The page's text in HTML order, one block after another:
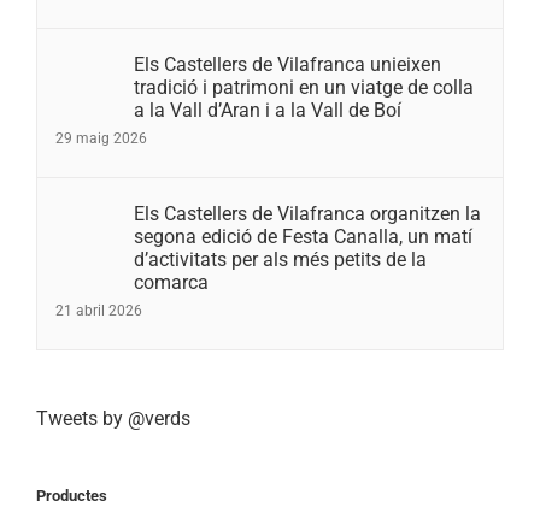
Els Castellers de Vilafranca unieixen
tradició i patrimoni en un viatge de colla
a la Vall d’Aran i a la Vall de Boí
29 maig 2026
Els Castellers de Vilafranca organitzen la
segona edició de Festa Canalla, un matí
d’activitats per als més petits de la
comarca
21 abril 2026
Tweets by @verds
Productes